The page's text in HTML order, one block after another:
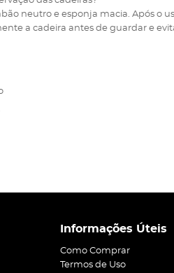
neutro e esponja macia. Após o
a cadeira antes de guardar e
Informações Úteis
Como Comprar
Termos de Uso